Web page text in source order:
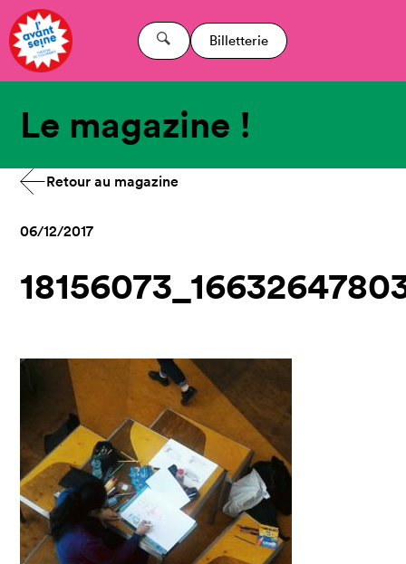
Billetterie
Le magazine !
Retour au magazine
06/12/2017